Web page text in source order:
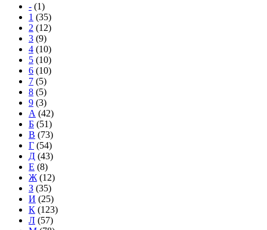
- (1)
1 (35)
2 (12)
3 (9)
4 (10)
5 (10)
6 (10)
7 (5)
8 (5)
9 (3)
А (42)
Б (51)
В (73)
Г (54)
Д (43)
Е (8)
Ж (12)
З (35)
И (25)
К (123)
Л (57)